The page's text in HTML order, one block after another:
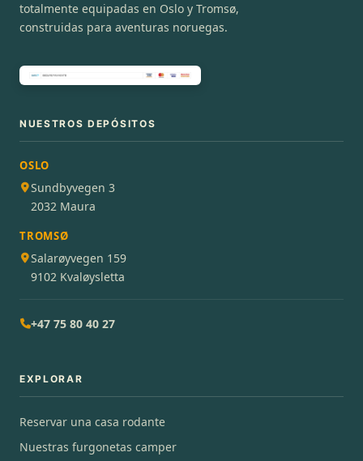
totalmente equipadas en Oslo y Tromsø,
construidas para aventuras noruegas.
NUESTROS DEPÓSITOS
OSLO
Sundbyvegen 3
2032 Maura
TROMSØ
Salarøyvegen 159
9102 Kvaløysletta
+47 75 80 40 27
EXPLORAR
Reservar una casa rodante
Nuestras furgonetas camper